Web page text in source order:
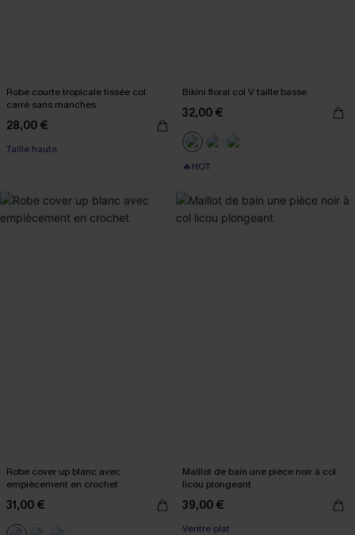
Robe courte tropicale tissée col
carré sans manches
28,00 €
Taille haute
Bikini floral col V taille basse
32,00 €
🔥HOT
Robe cover up blanc avec
empiècement en crochet
31,00 €
Maillot de bain une pièce noir à col
licou plongeant
39,00 €
Ventre plat